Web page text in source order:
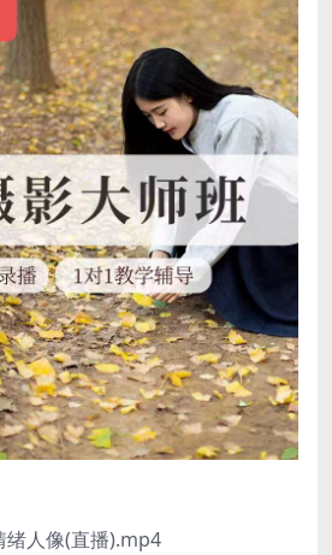
人像(直播).mp4